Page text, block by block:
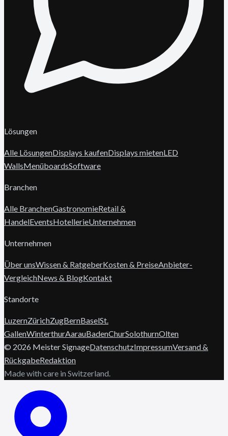
Lösungen
Alle LösungenDisplays kaufenDisplays mietenLED
WallsMenüboardsSoftware
Branchen
Alle BranchenGastronomieRetail &
HandelEventsHotellerieUnternehmen
Unternehmen
Über unsWissen & RatgeberKosten & PreiseAnbieter-
VergleichNews & BlogKontakt
Standorte
LuzernZürichZugBernBaselSt.
GallenWinterthurAarauBadenChurSolothurnOlten
© 2026 Meister SignageDatenschutzImpressumVersand &
RückgabeRedaktion
Made with care in Switzerland.